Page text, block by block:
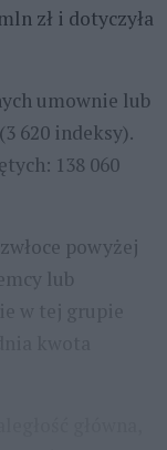
zł i dotyczyła
umownie lub
620 indeksy).
138 060
powyżej
lub